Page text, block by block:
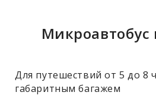
Микроавтобус
Для путешествий от 5 до 8
габаритным багажем